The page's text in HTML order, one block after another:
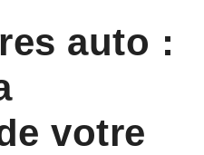
auto :
votre